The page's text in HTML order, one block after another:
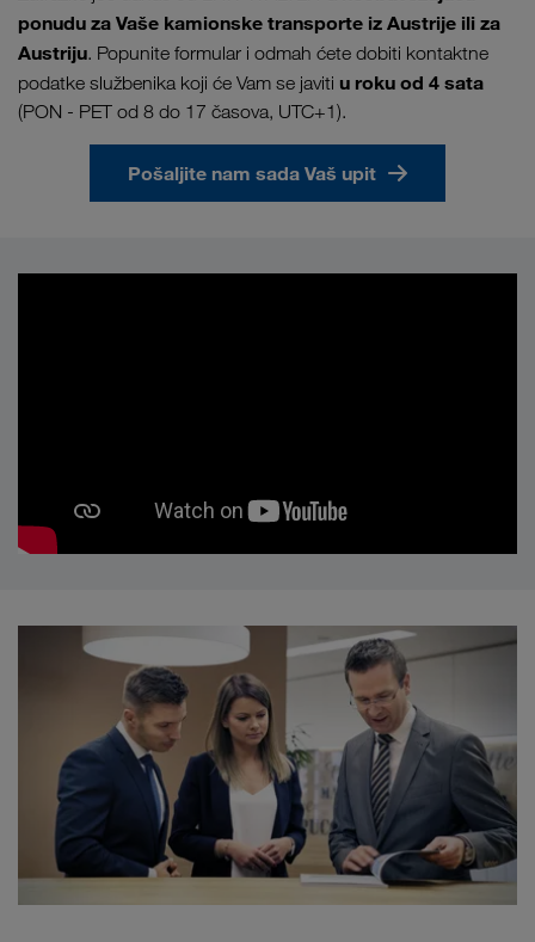
ponudu za Vaše kamionske transporte iz Austrije ili za
Austriju. Popunite formular i odmah ćete dobiti kontaktne
podatke službenika koji će Vam se javiti u roku od 4 sata
(PON - PET od 8 do 17 časova, UTC+1).
Pošaljite nam sada Vaš upit